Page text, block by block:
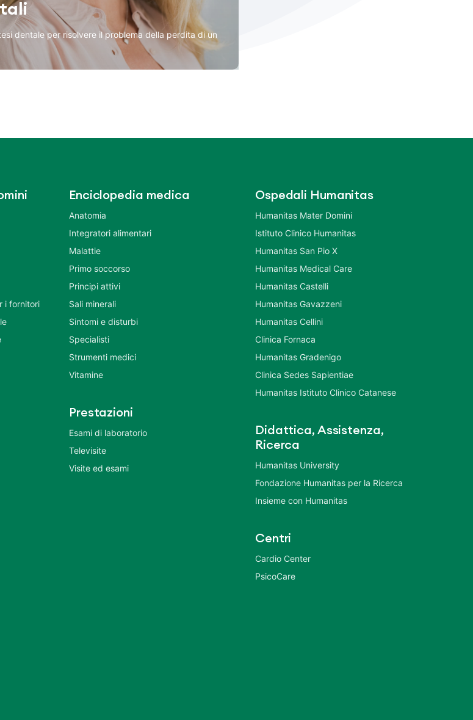
dentale per risolvere il problema della perdita di un
i fornitori
Enciclopedia medica
Anatomia
Integratori alimentari
Malattie
Primo soccorso
Principi attivi
Sali minerali
Sintomi e disturbi
Specialisti
Strumenti medici
Vitamine
Prestazioni
Esami di laboratorio
Televisite
Visite ed esami
Ospedali Humanitas
Humanitas Mater Domini
Istituto Clinico Humanitas
Humanitas San Pio X
Humanitas Medical Care
Humanitas Castelli
Humanitas Gavazzeni
Humanitas Cellini
Clinica Fornaca
Humanitas Gradenigo
Clinica Sedes Sapientiae
Humanitas Istituto Clinico Catanese
Didattica, Assistenza,
Ricerca
Humanitas University
Fondazione Humanitas per la Ricerca
Insieme con Humanitas
Centri
Cardio Center
PsicoCare